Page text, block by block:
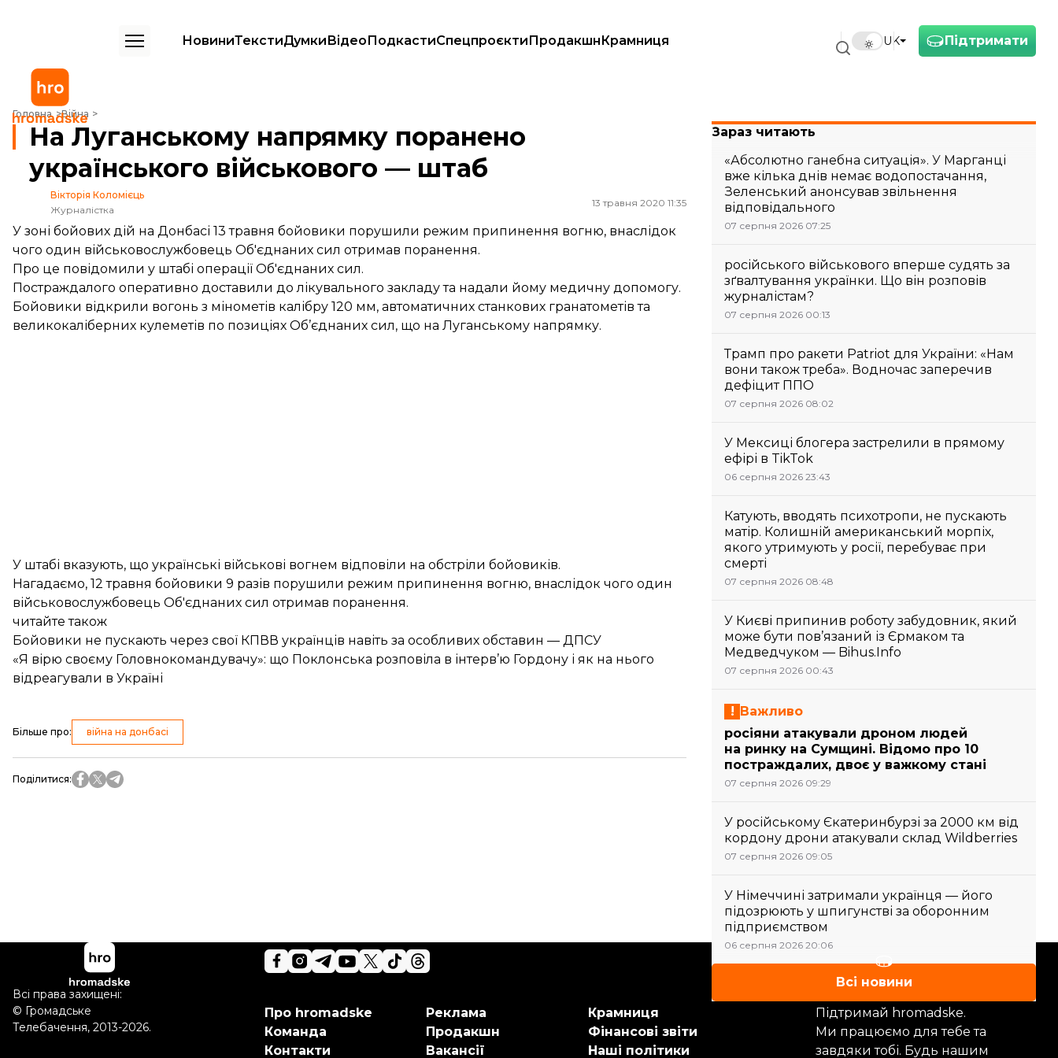
Підтримати
UK
НовиниТекстиДумкиВідеоПодкастиСпецпроєктиПродакшнКрамниця
Головна Війна
На Луганському напрямку поранено українського військового — штаб
На Луганському напрямку поранено
українського військового — штаб
Вікторія Коломієць
Журналістка
13 травня 2020 11:35
У зоні бойових дій на Донбасі 13 травня бойовики порушили режим припинення вогню, внаслідок
чого один військовослужбовець Об'єднаних сил отримав поранення.
Про це повідомили у штабі операції Об'єднаних сил.
Постраждалого оперативно доставили до лікувального закладу та надали йому медичну допомогу.
Бойовики відкрили вогонь з мінометів калібру 120 мм, автоматичних станкових гранатометів та
великокаліберних кулеметів по позиціях Об’єднаних сил, що на Луганському напрямку.
У штабі вказують, що українські військові вогнем відповіли на обстріли бойовиків.
Нагадаємо, 12 травня бойовики 9 разів порушили режим припинення вогню, внаслідок чого один
військовослужбовець Об'єднаних сил отримав поранення.
читайте також
Бойовики не пускають через свої КПВВ українців навіть за особливих обставин — ДПСУ
«Я вірю своєму Головнокомандувачу»: що Поклонська розповіла в інтерв’ю Гордону і як на нього
відреагували в Україні
Більше про: війна на донбасі
Поділитися:
Зараз читають
«Абсолютно ганебна ситуація». У Марганці
вже кілька днів немає водопостачання,
Зеленський анонсував звільнення
відповідального
07 серпня 2026 07:25
російського військового вперше судять за
зґвалтування українки. Що він розповів
журналістам?
07 серпня 2026 00:13
Трамп про ракети Patriot для України: «Нам
вони також треба». Водночас заперечив
дефіцит ППО
07 серпня 2026 08:02
У Мексиці блогера застрелили в прямому
ефірі в TikTok
06 серпня 2026 23:43
Катують, вводять психотропи, не пускають
матір. Колишній американський морпіх,
якого утримують у росії, перебуває при
смерті
07 серпня 2026 08:48
У Києві припинив роботу забудовник, який
може бути пов’язаний із Єрмаком та
Медведчуком — Bihus.Info
07 серпня 2026 00:43
Важливо
росіяни атакували дроном людей
на ринку на Сумщині. Відомо про 10
постраждалих, двоє у важкому стані
07 серпня 2026 09:29
У російському Єкатеринбурзі за 2000 км від
кордону дрони атакували склад Wildberries
07 серпня 2026 09:05
У Німеччині затримали українця — його
підозрюють у шпигунстві за оборонним
підприємством
06 серпня 2026 20:06
Всі новини
Підтримати
Підтримай hromadske.
Ми працюємо для тебе та
завдяки тобі. Будь нашим
Про hromadske
Команда
Контакти
Реклама
Продакшн
Вакансії
Крамниця
Фінансові звіти
Наші політики
Всі права захищені:
© Громадське
Телебачення, 2013-2026.